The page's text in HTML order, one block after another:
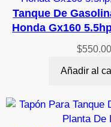
Tanque De
Honda Gx160
$550.00
Añadir al